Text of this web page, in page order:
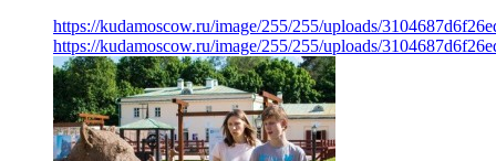
https://kudamoscow.ru/image/255/255/uploads/
https://kudamoscow.ru/image/255/255/uploads/